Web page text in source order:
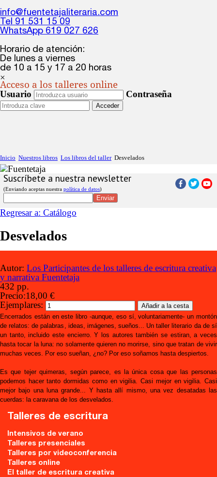
info@fuentetajaliteraria.com
Tel 91 531 15 09
WhatsApp 619 027 626
Horario de atención:
De lunes a viernes
de 10 a 15 y 17 a 20 horas
×
Acceso a los talleres online
Usuario Contraseña
Acceder
Inicio Nuestros libros Los libros del taller Desvelados
Suscríbete a nuestra newsletter
(Enviando aceptas nuestra política de datos)
Regresar a: Catálogo
Desvelados
Autor: Los Participantes de los talleres de escritura creativa
y narrativa Fuentetaja
432 pp.
Precio:18,00 €
Ejemplares:
Encerrados están en este libro -aunque, eso sí, voluntariamente- un montón
de relatos: de palabras, ideas, imágenes, sueños... Un taller literario da de sí
un tanto, incluido este encierro. Y los autores también se estiran, a veces
hasta tocar la luna: no solamente quieren no morirse, sino que tratan de vivir
muchas veces. Por eso sueñan, ¿no? Por eso soñamos hasta despiertos.
Es que tejer quimeras, según parece, es la única cosa que las personas
podemos hacer tanto dormidas como en vigilia. Casi mejor en vigilia. Casi
mejor bajo una luna grande... Y hasta allí mismo, una vez desatadas las
cuerdas: la caravana de los desvelados.
Talleres de escritura
Intensivos de verano
Talleres presenciales
Talleres por videoconferencia
Talleres online
El taller de escritura creativa